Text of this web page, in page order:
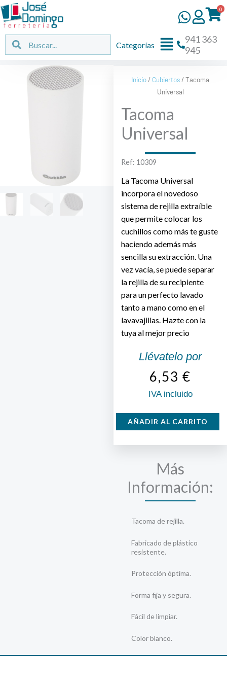
Ir
al
contenido
0
Buscar Buscar
Flyout
Categorías
941 363
945
Inicio / Cubiertos / Tacoma
Universal
Tacoma
Universal
Ref: 10309
La Tacoma Universal
incorpora el novedoso
sistema de rejilla extraíble
que permite colocar los
cuchillos como más te guste
haciendo además más
sencilla su extracción. Una
vez vacía, se puede separar
la rejilla de su recipiente
para un perfecto lavado
tanto a mano como en el
lavavajillas. Hazte con la
tuya al mejor precio
Llévatelo por
6,53 €
IVA incluido
Tacoma
Universal
AÑADIR AL CARRITO
Más
Información:
Tacoma de rejilla.
Fabricado de plástico
resistente.
Protección óptima.
Forma fija y segura.
Fácil de limpiar.
Color blanco.